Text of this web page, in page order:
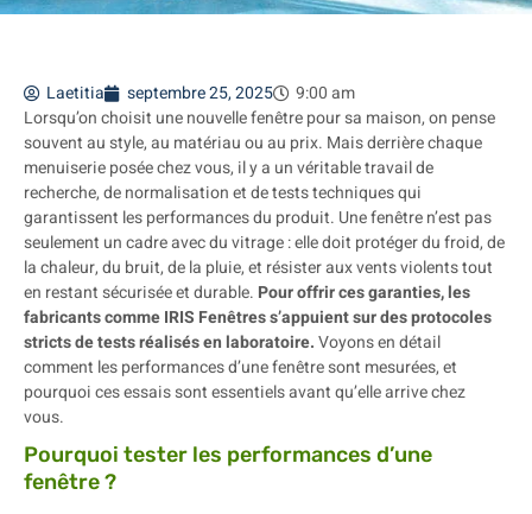
Laetitia septembre 25, 2025
9:00 am
Lorsqu’on choisit une nouvelle fenêtre pour sa maison, on pense
souvent au style, au matériau ou au prix. Mais derrière chaque
menuiserie posée chez vous, il y a un véritable travail de
recherche, de normalisation et de tests techniques qui
garantissent les performances du produit. Une fenêtre n’est pas
seulement un cadre avec du vitrage : elle doit protéger du froid, de
la chaleur, du bruit, de la pluie, et résister aux vents violents tout
en restant sécurisée et durable. Pour offrir ces garanties, les
fabricants comme IRIS Fenêtres s’appuient sur des protocoles
stricts de tests réalisés en laboratoire.Voyons en détail
comment les performances d’une fenêtre sont mesurées, et
pourquoi ces essais sont essentiels avant qu’elle arrive chez
vous.
Pourquoi tester les performances d’une
fenêtre ?